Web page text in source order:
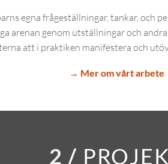
egna frågeställningar, tankar, och
arenan genom utställningar och
att i praktiken manifestera och
→ Mer om vårt arbete
2 /